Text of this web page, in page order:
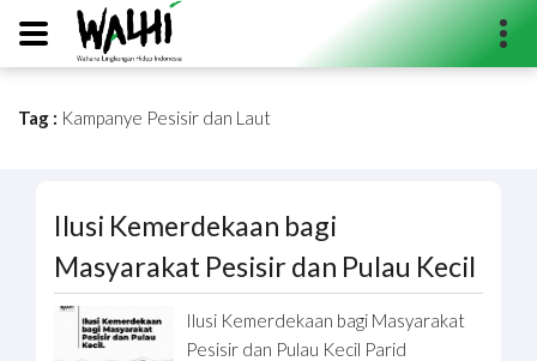
Search...
Tag : Kampanye Pesisir dan Laut
Ilusi Kemerdekaan bagi
Masyarakat Pesisir dan Pulau Kecil
Ilusi Kemerdekaan bagi Masyarakat
Pesisir dan Pulau Kecil Parid